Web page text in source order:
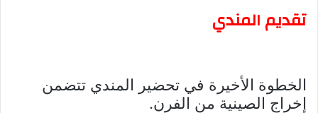
تقديم المندي
الخطوة الأخيرة في تحضير المندي تتضمن
إخراج الصينية من الفرن.